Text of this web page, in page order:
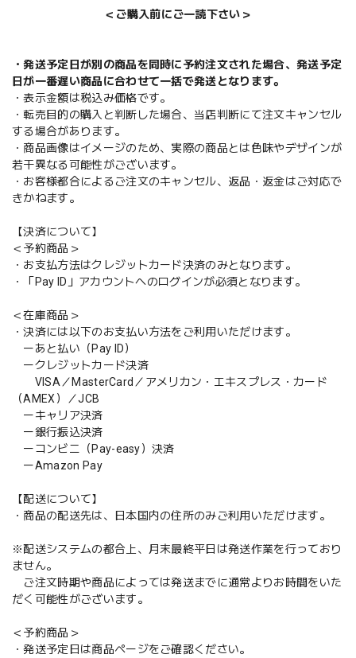
＜ご購入前にご一読下さい＞
・発送予定日が別の商品を同時に予約注文された場合、発送予定
日が一番遅い商品に合わせて一括で発送となります。
・表示金額は税込み価格です。
・転売目的の購入と判断した場合、当店判断にて注文キャンセル
する場合があります。
・商品画像はイメージのため、実際の商品とは色味やデザインが
若干異なる可能性がございます。
・お客様都合によるご注文のキャンセル、返品・返金はご対応で
きかねます。
【決済について】
＜予約商品＞
・お支払方法はクレジットカード決済のみとなります。
・「Pay ID」アカウントへのログインが必須となります。
＜在庫商品＞
・決済には以下のお支払い方法をご利用いただけます。
ーあと払い（Pay ID）
ークレジットカード決済
VISA／MasterCard／アメリカン・エキスプレス・カード
（AMEX）／JCB
ーキャリア決済
ー銀行振込決済
ーコンビニ（Pay-easy）決済
ーAmazon Pay
【配送について】
・商品の配送先は、日本国内の住所のみご利用いただけます。
※配送システムの都合上、月末最終平日は発送作業を行っており
ません。
ご注文時期や商品によっては発送までに通常よりお時間をいた
だく可能性がございます。
＜予約商品＞
・発送予定日は商品ページをご確認ください。